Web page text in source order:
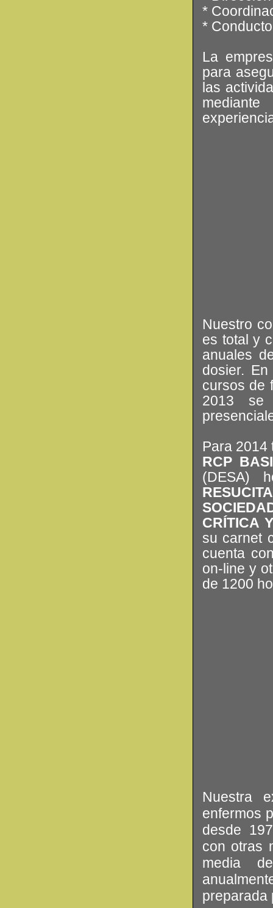
*
*
La
para
las
Nuestro
es total y
anuales
dosier.
cursos de
2013 se
Para 2014
RCP
(DESA)
CRÍTICA
su carnet
cuenta
on-line y
de 1200
Nuestra
enfermos
desde
con otras
media
preparada